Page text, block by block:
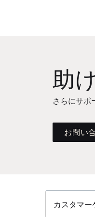
助
さらにサポ
お問い
カスタマー